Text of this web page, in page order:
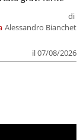
di
Alessandro Bianchet
il 07/08/2026